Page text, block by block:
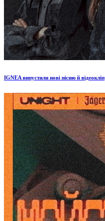
IGNEA випустили нові пісню й відеокліп